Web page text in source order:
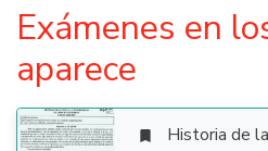
Exámenes en
aparece
 Historia de